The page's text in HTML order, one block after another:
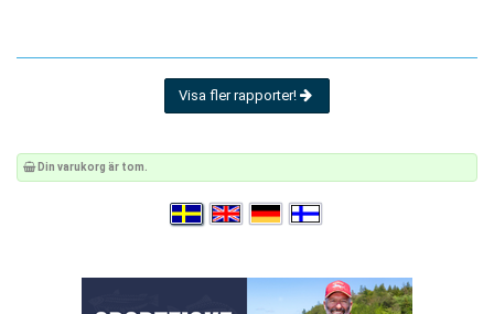
Visa fler rapporter!
Din varukorg är tom.